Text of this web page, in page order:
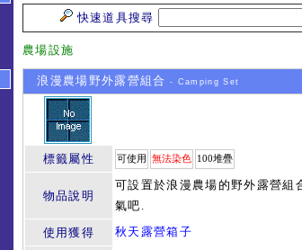
快速道具搜尋
農場設施
浪漫農場野外露營組合 - Camping Set
標籤屬性 可使用 無法染色 100堆疊
物品說明
可設置於浪漫農場的野外露營組
氣吧.
使用獲得
秋天露營箱子